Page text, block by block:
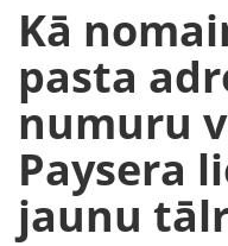
Kā
pasta
numuru
Paysera
jaunu